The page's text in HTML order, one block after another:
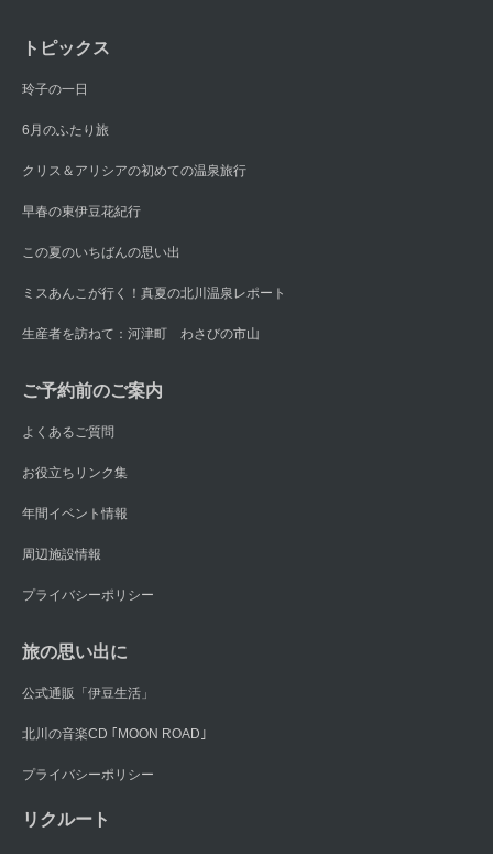
トピックス
玲子の一日
6月のふたり旅
クリス＆アリシアの初めての温泉旅行
早春の東伊豆花紀行
この夏のいちばんの思い出
ミスあんこが行く！真夏の北川温泉レポート
生産者を訪ねて：河津町 わさびの市山
ご予約前のご案内
よくあるご質問
お役立ちリンク集
年間イベント情報
周辺施設情報
プライバシーポリシー
旅の思い出に
公式通販「伊豆生活」
北川の音楽CD ｢MOON ROAD｣
プライバシーポリシー
リクルート